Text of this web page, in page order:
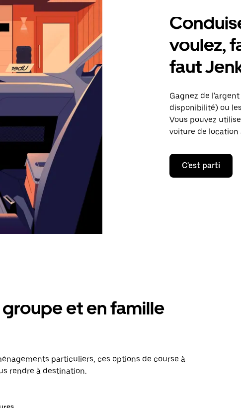
voulez,
faut
Gagnez de
disponibilité) ou
Vous pouvez
voiture de location
C'est parti
et en famille
particuliers, ces options de course à
rendre à destination.